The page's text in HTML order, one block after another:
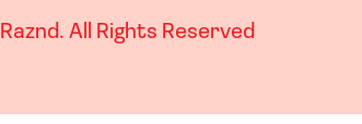
Raznd. All Rights Reserved